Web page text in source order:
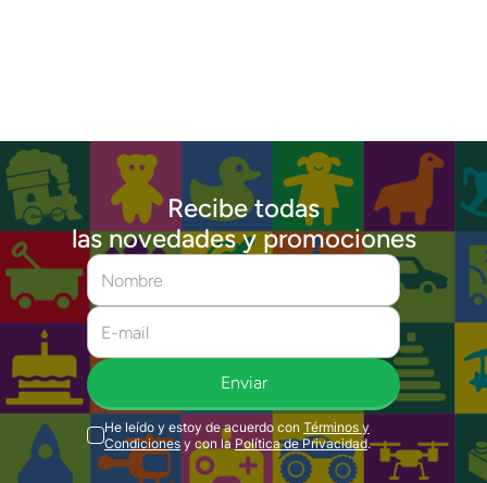
Recibe todas
las novedades y promociones
Enviar
He leído y estoy de acuerdo con Términos y
Condiciones y con la Política de Privacidad.